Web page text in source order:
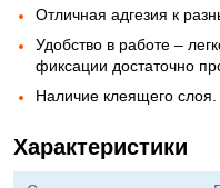
Отличная адгезия к
Удобство в работе –
фиксации достаточно
Наличие клеящего слоя.
Характеристики